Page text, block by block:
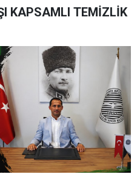
KAPSAMLI TEMİZLİK